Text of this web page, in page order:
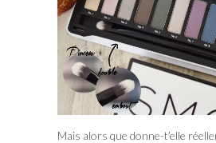
Mais alors que donne-t’elle